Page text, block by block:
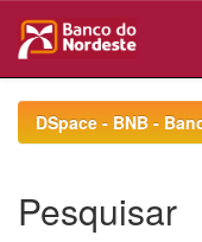
navigationDSpace - BNB -
Pesquisar